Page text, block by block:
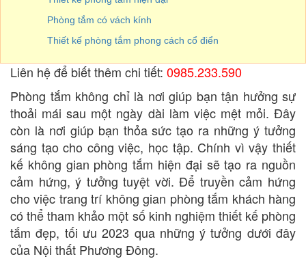
Phòng tắm có vách kính
Thiết kế phòng tắm phong cách cổ điển
Liên hệ để biết thêm chi tiết: 0985.233.590
Phòng tắm không chỉ là nơi giúp bạn tận hưởng sự
thoải mái sau một ngày dài làm việc mệt mỏi. Đây
còn là nơi giúp bạn thỏa sức tạo ra những ý tưởng
sáng tạo cho công việc, học tập. Chính vì vậy thiết
kế không gian phòng tắm hiện đại sẽ tạo ra nguồn
cảm hứng, ý tưởng tuyệt vời. Để truyền cảm hứng
cho việc trang trí không gian phòng tắm khách hàng
có thể tham khảo một số kinh nghiệm thiết kế phòng
tắm đẹp, tối ưu 2023 qua những ý tưởng dưới đây
của Nội thất Phương Đông.